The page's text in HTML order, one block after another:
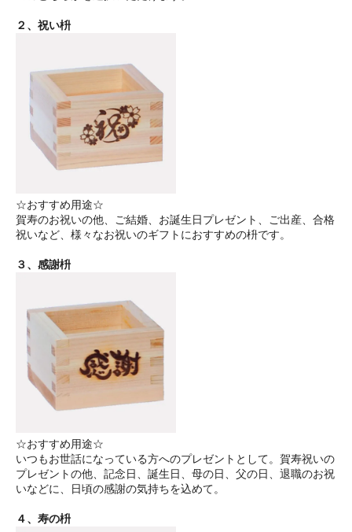
２、祝い枡
☆おすすめ用途☆
賀寿のお祝いの他、ご結婚、お誕生日プレゼント、ご出産、合格
祝いなど、様々なお祝いのギフトにおすすめの枡です。
３、感謝枡
☆おすすめ用途☆
いつもお世話になっている方へのプレゼントとして。賀寿祝いの
プレゼントの他、記念日、誕生日、母の日、父の日、退職のお祝
いなどに、日頃の感謝の気持ちを込めて。
４、寿の枡